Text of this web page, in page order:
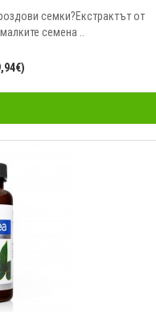
семки?Екстрактът от
семена ..